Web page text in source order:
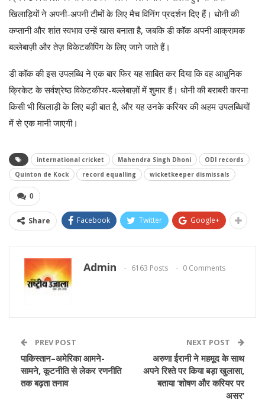
खिलाड़ियों ने अपनी-अपनी टीमों के लिए मैच विनिंग प्रदर्शन दिए हैं। धोनी की
कप्तानी और शांत स्वभाव उन्हें खास बनाता है, जबकि डी कॉक अपनी आक्रामक
बल्लेबाज़ी और तेज़ विकेटकीपिंग के लिए जाने जाते हैं।
डी कॉक की इस उपलब्धि ने एक बार फिर यह साबित कर दिया कि वह आधुनिक
क्रिकेट के सर्वश्रेष्ठ विकेटकीपर-बल्लेबाज़ों में शुमार हैं। धोनी की बराबरी करना
किसी भी खिलाड़ी के लिए बड़ी बात है, और यह उनके करियर की अहम उपलब्धियों
में से एक मानी जाएगी।
international cricket Mahendra Singh Dhoni
ODI records
Quinton de Kock
record equalling wicketkeeper dismissals
0
Share Facebook Twitter Google+
Admin 6163 Posts 0 Comments
PREV POST
पाकिस्तान–अमेरिका आमने-
सामने, कूटनीति से लेकर रणनीति
तक बढ़ता तनाव
NEXT POST
अरुणा ईरानी ने महमूद के साथ
अपने रिश्ते पर किया बड़ा खुलासा,
बताया ‘शोषण और करियर पर
असर’